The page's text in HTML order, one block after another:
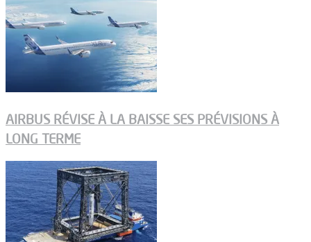
AIRBUS RÉVISE À LA BAISSE SES PRÉVISIONS À
LONG TERME